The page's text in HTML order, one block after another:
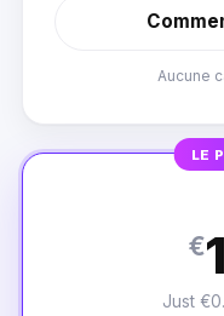
Aucune
LE
€
Just